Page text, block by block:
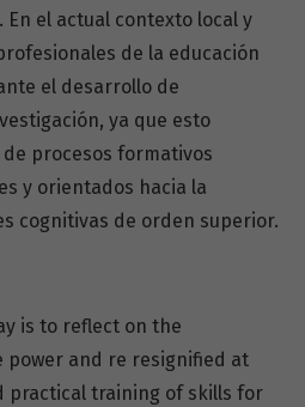
el actual contexto local y
de la educación
el desarrollo de
ya que esto
procesos formativos
y orientados hacia la
cognitivas de orden superior.
is to reflect on the
and re resignified at
practical training of skills for